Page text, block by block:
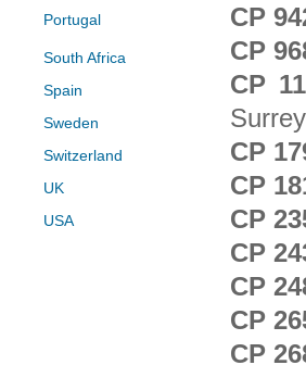
Portugal
South Africa
Spain
Sweden
Switzerland
UK
USA
CP
CP
CP
Surrey
CP
CP
CP
CP
CP
CP
CP